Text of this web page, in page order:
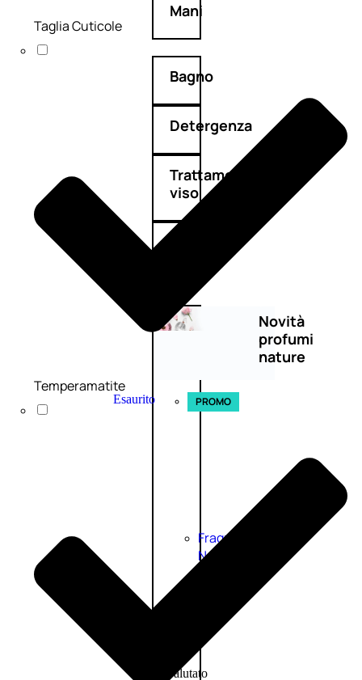
Mani
Bagno
Detergenza
Trattamenti
viso
Novità
profumi
nature
Esaurito PROMO
Fragranze
Nature
Valutato
Taglia Cuticole
Temperamatite